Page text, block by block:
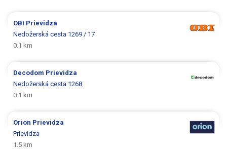
OBI Prievidza
Nedožerská cesta 1269 / 17
0.1 km
Decodom Prievidza
Nedožerská cesta 1268
0.1 km
Orion Prievidza
Prievidza
1.5 km